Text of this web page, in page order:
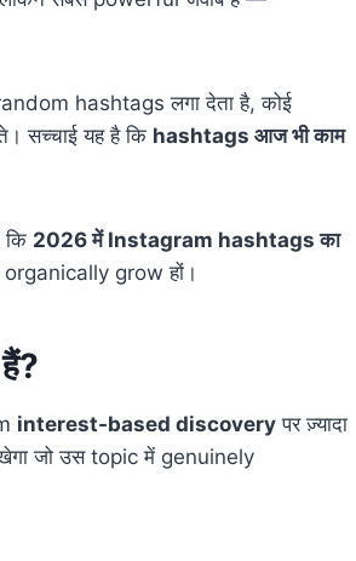
hashtags लगा देता है, कोई
सच्चाई यह है कि hashtags आज भी काम
2026 में Instagram hashtags का
grow हों।
interest-based discovery पर ज़्यादा
जो उस topic में genuinely